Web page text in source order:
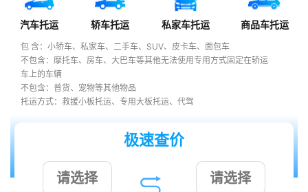
汽车托运 轿车托运 私家车托运 商品车托运
包 含：小轿车、私家车、二手车、SUV、皮卡车、面包车
不包含：摩托车、房车、大巴车等其他无法使用专用方式固定在轿运
车上的车辆
不包含：普货、宠物等其他物品
托运方式：救援小板托运、专用大板托运、代驾
极速查价